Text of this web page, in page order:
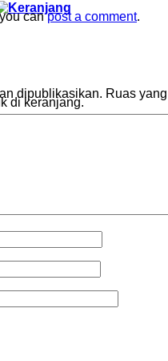
di keranjang.
canpost a comment.
dipublikasikan. Ruas